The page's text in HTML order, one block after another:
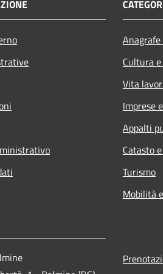
Cultura
Vita
Imprese
Appalti
Catasto
Turismo
Mobilità